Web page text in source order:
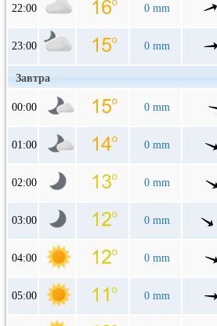
22:00 0 mm
23:00 0 mm
Завтра
00:00 0 mm
01:00 0 mm
02:00 0 mm
03:00 0 mm
04:00 0 mm
05:00 0 mm